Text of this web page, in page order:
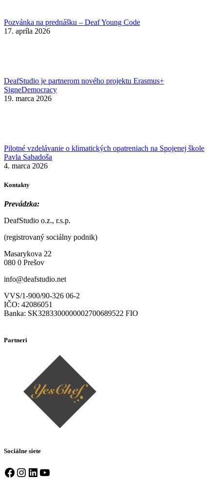
Pozvánka na prednášku – Deaf Young Code
17. apríla 2026
DeafStudio je partnerom nového projektu Erasmus+
SigneDemocracy
19. marca 2026
Pilotné vzdelávanie o klimatických opatreniach na Spojenej škole
Pavla Sabadoša
4. marca 2026
Kontakty
Prevádzka:
DeafStudio o.z., r.s.p.
(registrovaný sociálny podnik)
Masarykova 22
080 0 Prešov
info@deafstudio.net
VVS/1-900/90-326 06-2
IČO: 42086051
Banka: SK3283300000002700689522 FIO
Partneri
Sociálne siete
Facebook Instagram LinkedIn YouTube